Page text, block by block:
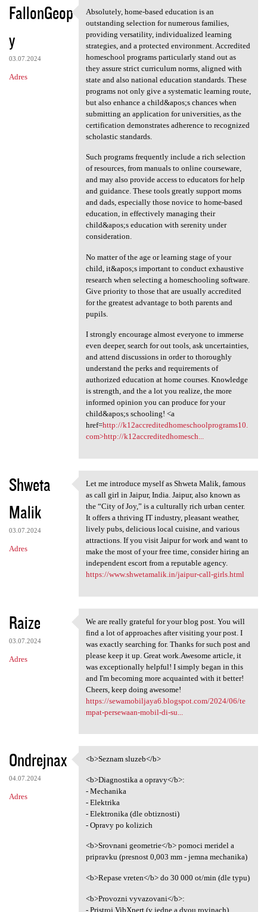
FallonGeop
y
03.07.2024
Adres
Absolutely, home-based
Absolutely, home-based education is an
outstanding selection for numerous families,
providing versatility, individualized learning
strategies, and a protected environment. Accredited
homeschool programs particularly stand out as
they assure strict curriculum norms, aligned with
state and also national education standards. These
programs not only give a systematic learning route,
but also enhance a child&apos;s chances when
submitting an application for universities, as the
certification demonstrates adherence to recognized
scholastic standards.
Such programs frequently include a rich selection
of resources, from manuals to online courseware,
and may also provide access to educators for help
and guidance. These tools greatly support moms
and dads, especially those novice to home-based
education, in effectively managing their
child&apos;s education with serenity under
consideration.
No matter of the age or learning stage of your
child, it&apos;s important to conduct exhaustive
research when selecting a homeschooling software.
Give priority to those that are usually accredited
for the greatest advantage to both parents and
pupils.
I strongly encourage almost everyone to immerse
even deeper, search for out tools, ask uncertainties,
and attend discussions in order to thoroughly
understand the perks and requirements of
authorized education at home courses. Knowledge
is strength, and the a lot you realize, the more
informed opinion you can produce for your
child&apos;s schooling! <a
href=http://k12accreditedhomeschoolprograms10.
com>http://k12accreditedhomesch...
Shweta
Malik
03.07.2024
Adres
Let me introduce myself as
Let me introduce myself as Shweta Malik, famous
as call girl in Jaipur, India. Jaipur, also known as
the “City of Joy,” is a culturally rich urban center.
It offers a thriving IT industry, pleasant weather,
lively pubs, delicious local cuisine, and various
attractions. If you visit Jaipur for work and want to
make the most of your free time, consider hiring an
independent escort from a reputable agency.
https://www.shwetamalik.in/jaipur-call-girls.html
Raize
03.07.2024
Adres
We are really grateful for
We are really grateful for your blog post. You will
find a lot of approaches after visiting your post. I
was exactly searching for. Thanks for such post and
please keep it up. Great work.Awesome article, it
was exceptionally helpful! I simply began in this
and I'm becoming more acquainted with it better!
Cheers, keep doing awesome!
https://sewamobiljaya6.blogspot.com/2024/06/te
mpat-persewaan-mobil-di-su...
Ondrejnax
04.07.2024
Adres
<b>Seznam sluzeb</b>
<b>Seznam sluzeb</b>
<b>Diagnostika a opravy</b>:
- Mechanika
- Elektrika
- Elektronika (dle obtiznosti)
- Opravy po kolizich
<b>Srovnani geometrie</b> pomoci meridel a
pripravku (presnost 0,003 mm - jemna mechanika)
<b>Repase vreten</b> do 30 000 ot/min (dle typu)
<b>Provozni vyvazovani</b>:
- Pristroj VibXpert (v jedne a dvou rovinach)